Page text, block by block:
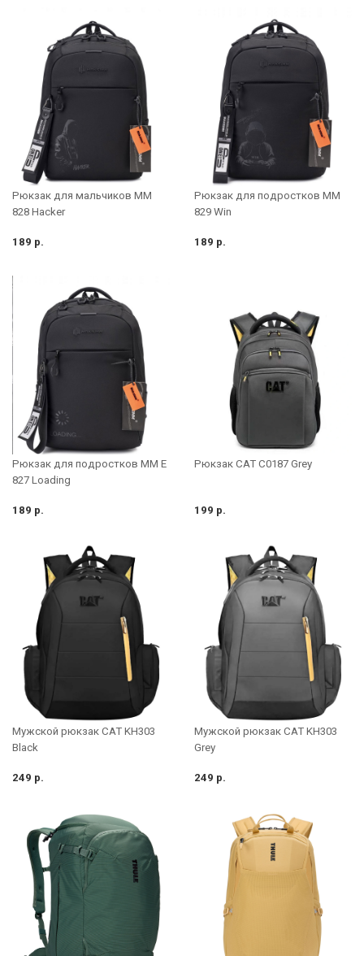
Рюкзак для мальчиков MM
828 Hacker
189 р.
Рюкзак для подростков MM
829 Win
189 р.
Рюкзак для подростков MM E
827 Loading
189 р.
Рюкзак CAT C0187 Grey
199 р.
Мужской рюкзак CAT KH303
Black
249 р.
Мужской рюкзак CAT KH303
Grey
249 р.